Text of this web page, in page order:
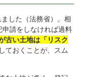
した（法務省）。相
請をしなければ過料
古い土地は「リスク
ておくことが、スム